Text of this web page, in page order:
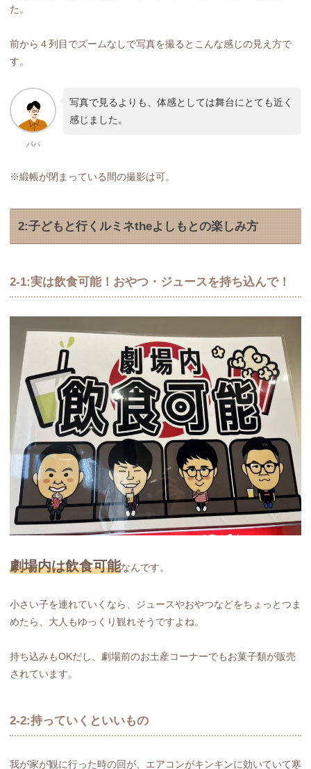
た。
前から４列目でズームなしで写真を撮るとこんな感じの見え方で
す。
パパ
写真で見るよりも、体感としては舞台にとても近く
感じました。
※緞帳が閉まっている間の撮影は可。
2:子どもと行くルミネtheよしもとの楽しみ方
2-1:実は飲食可能！おやつ・ジュースを持ち込んで！
劇場内は飲食可能なんです。
小さい子を連れていくなら、ジュースやおやつなどをちょっとつま
めたら、大人もゆっくり観れそうですよね。
持ち込みもOKだし、劇場前のお土産コーナーでもお菓子類が販売
されています。
2-2:持っていくといいもの
我が家が観に行った時の回が、エアコンがキンキンに効いていて寒